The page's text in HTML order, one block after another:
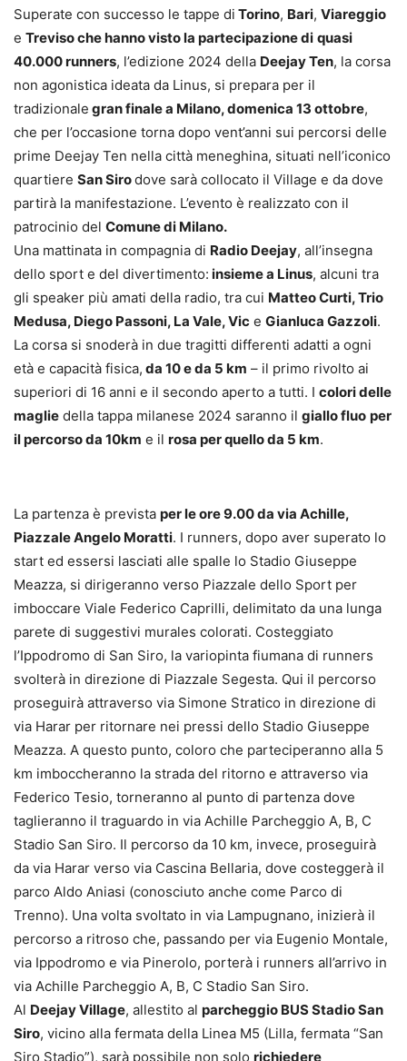
Superate con successo le tappe di Torino, Bari, Viareggio
e Treviso che hanno visto la partecipazione di quasi
40.000 runners, l’edizione 2024 della Deejay Ten, la corsa
non agonistica ideata da Linus, si prepara per il
tradizionale gran finale a Milano, domenica 13 ottobre,
che per l’occasione torna dopo vent’anni sui percorsi delle
prime Deejay Ten nella città meneghina, situati nell’iconico
quartiere San Sirodove sarà collocato il Village e da dove
partirà la manifestazione. L’evento è realizzato con il
patrocinio del Comune di Milano.
Una mattinata in compagnia di Radio Deejay, all’insegna
dello sport e del divertimento: insieme a Linus, alcuni tra
gli speaker più amati della radio, tra cui MatteoCurti, Trio
Medusa, Diego Passoni, La Vale, Vic e Gianluca Gazzoli.
La corsa si snoderà in due tragitti differenti adatti a ogni
età e capacità fisica, da 10 e da 5 km – il primo rivolto ai
superiori di 16 anni e il secondo aperto a tutti. I colori delle
maglie della tappa milanese 2024 saranno il giallo fluo per
il percorso da 10km e il rosa per quello da 5 km.
La partenza è prevista per le ore 9.00 da via Achille,
Piazzale Angelo Moratti. I runners, dopo aver superato lo
start ed essersi lasciati alle spalle lo Stadio Giuseppe
Meazza, si dirigeranno verso Piazzale dello Sport per
imboccare Viale Federico Caprilli, delimitato da una lunga
parete di suggestivi murales colorati. Costeggiato
l’Ippodromo di San Siro, la variopinta fiumana di runners
svolterà in direzione di Piazzale Segesta. Qui il percorso
proseguirà attraverso via Simone Stratico in direzione di
via Harar per ritornare nei pressi dello Stadio Giuseppe
Meazza. A questo punto, coloro che parteciperanno alla 5
km imboccheranno la strada del ritorno e attraverso via
Federico Tesio, torneranno al punto di partenza dove
taglieranno il traguardo in via Achille Parcheggio A, B, C
Stadio San Siro. Il percorso da 10 km, invece, proseguirà
da via Harar verso via Cascina Bellaria, dove costeggerà il
parco Aldo Aniasi (conosciuto anche come Parco di
Trenno). Una volta svoltato in via Lampugnano, inizierà il
percorso a ritroso che, passando per via Eugenio Montale,
via Ippodromo e via Pinerolo, porterà i runners all’arrivo in
via Achille Parcheggio A, B, C Stadio San Siro.
Al Deejay Village, allestito al parcheggio BUS Stadio San
Siro, vicino alla fermata della Linea M5 (Lilla, fermata “San
Siro Stadio”), sarà possibile non solo richiedere